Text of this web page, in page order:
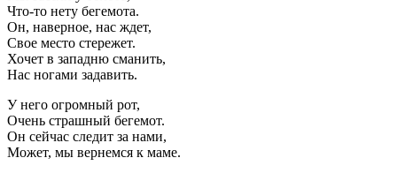
Что-то нету бегемота.
Он, наверное, нас ждет,
Свое место стережет.
Хочет в западню сманить,
Нас ногами задавить.
У него огромный рот,
Очень страшный бегемот.
Он сейчас следит за нами,
Может, мы вернемся к маме.